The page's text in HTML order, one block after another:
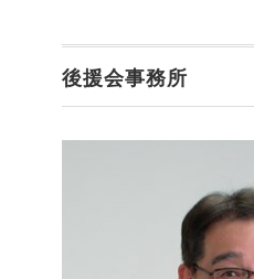
後援会事務所